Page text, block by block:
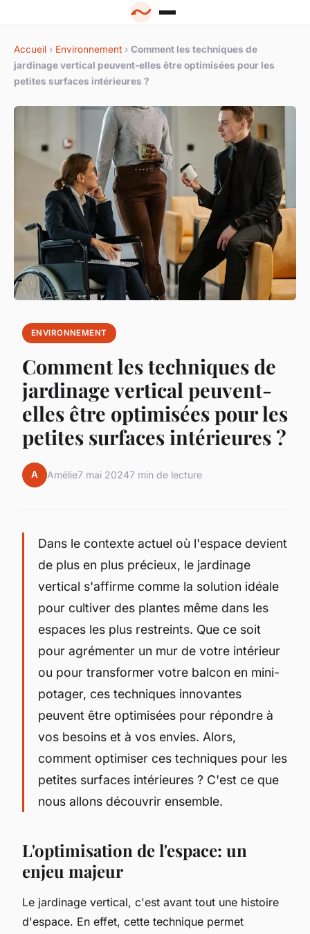
Accueil › Environnement › Comment les techniques de
jardinage vertical peuvent-elles être optimisées pour les
petites surfaces intérieures ?
ENVIRONNEMENT
Comment les techniques de
jardinage vertical peuvent-
elles être optimisées pour les
petites surfaces intérieures ?
A Amélie7 mai 20247 min de lecture
Dans le contexte actuel où l'espace devient
de plus en plus précieux, le jardinage
vertical s'affirme comme la solution idéale
pour cultiver des plantes même dans les
espaces les plus restreints. Que ce soit
pour agrémenter un mur de votre intérieur
ou pour transformer votre balcon en mini-
potager, ces techniques innovantes
peuvent être optimisées pour répondre à
vos besoins et à vos envies. Alors,
comment optimiser ces techniques pour les
petites surfaces intérieures ? C'est ce que
nous allons découvrir ensemble.
L'optimisation de l'espace: un
enjeu majeur
Le jardinage vertical, c'est avant tout une histoire
d'espace. En effet, cette technique permet